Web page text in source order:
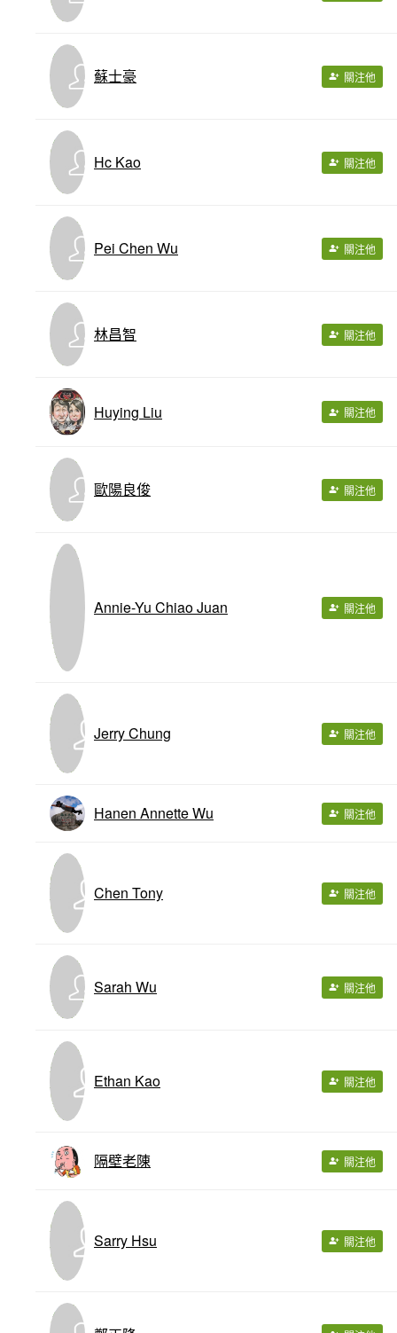
蘇士豪 關注他
Hc Kao 關注他
Pei Chen Wu 關注他
林昌智 關注他
Huying Liu 關注他
歐陽良俊 關注他
Annie-Yu Chiao Juan 關注他
Jerry Chung 關注他
Hanen Annette Wu 關注他
Chen Tony 關注他
Sarah Wu 關注他
Ethan Kao 關注他
隔壁老陳 關注他
Sarry Hsu 關注他